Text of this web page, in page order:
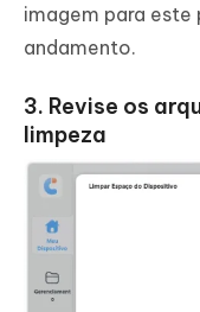
imagem para este
andamento.
3. Revise os
limpeza